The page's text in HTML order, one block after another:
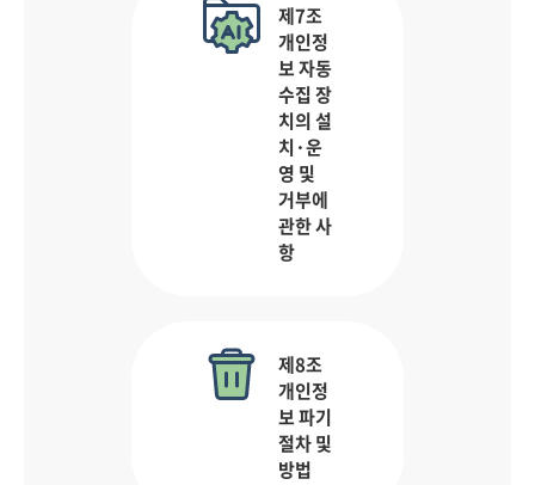
제7조
개인정
보 자동
수집 장
치의 설
치·운
영 및
거부에
관한 사
항
제8조
개인정
보 파기
절차 및
방법